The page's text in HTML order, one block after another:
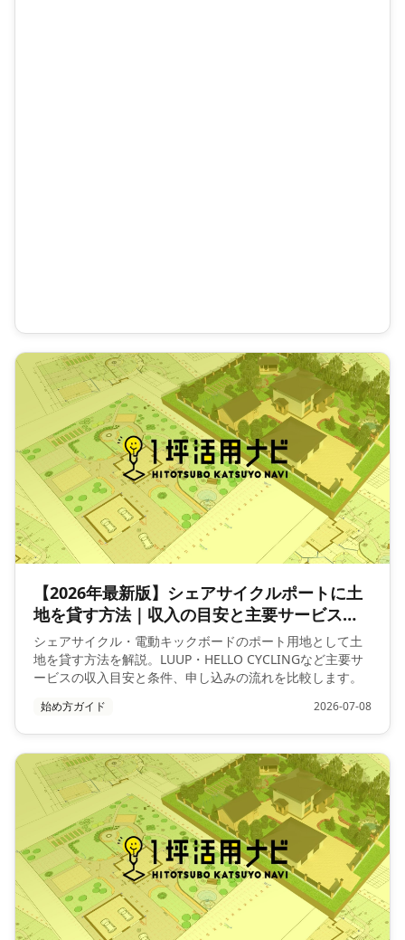
【2026年最新版】シェアサイクルポートに土
地を貸す方法｜収入の目安と主要サービス比
較
シェアサイクル・電動キックボードのポート用地として土
地を貸す方法を解説。LUUP・HELLO CYCLINGなど主要サ
ービスの収入目安と条件、申し込みの流れを比較します。
始め方ガイド 2026-07-08